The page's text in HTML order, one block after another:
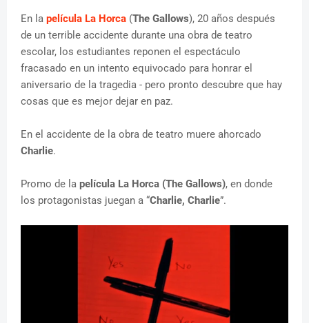
En la película La Horca (The Gallows), 20 años después
de un terrible accidente durante una obra de teatro
escolar, los estudiantes reponen el espectáculo
fracasado en un intento equivocado para honrar el
aniversario de la tragedia - pero pronto descubre que hay
cosas que es mejor dejar en paz.
En el accidente de la obra de teatro muere ahorcado
Charlie.
Promo de la película La Horca (The Gallows), en donde
los protagonistas juegan a “Charlie, Charlie”.